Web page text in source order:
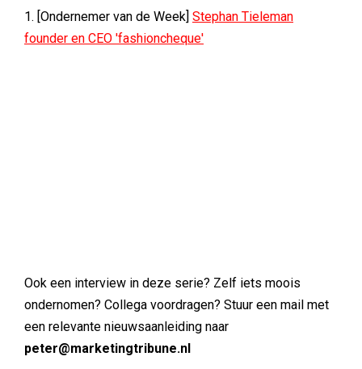
1. [Ondernemer van de Week] Stephan Tieleman
founder en CEO 'fashioncheque'
Ook een interview in deze serie? Zelf iets moois
ondernomen? Collega voordragen? Stuur een mail met
een relevante nieuwsaanleiding naar
peter@marketingtribune.nl